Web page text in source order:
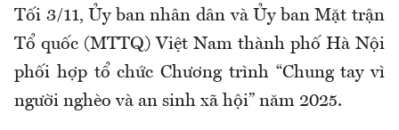
Tối 3/11, Ủy ban nhân dân và Ủy ban Mặt trận
Tổ quốc (MTTQ) Việt Nam thành phố Hà Nội
phối hợp tổ chức Chương trình “Chung tay vì
người nghèo và an sinh xã hội” năm 2025.